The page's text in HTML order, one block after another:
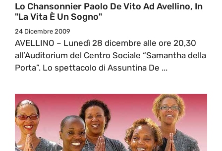
Lo Chansonnier Paolo De Vito Ad Avellino, In
"La Vita È Un Sogno"
24 Dicembre 2009
AVELLINO – Lunedì 28 dicembre alle ore 20,30
all’Auditorium del Centro Sociale “Samantha della
Porta”. Lo spettacolo di Assuntina De ...